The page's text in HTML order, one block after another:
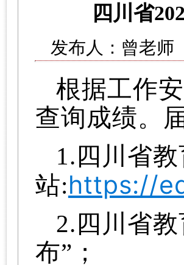
四川省
发布人：曾老
根据工作
查询成绩。
1.四川省
站:https://
2.四川省
布”；